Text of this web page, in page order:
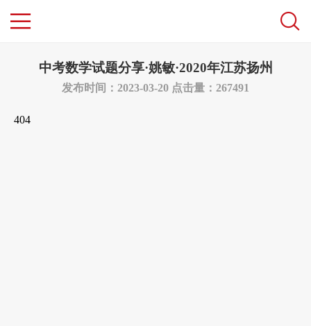
中考数学试题分享·姚敏·2020年江苏扬州
发布时间：2023-03-20 点击量：267491